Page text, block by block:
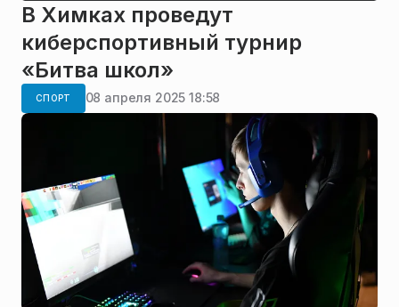
В Химках проведут
киберспортивный турнир
«Битва школ»
СПОРТ 08 апреля 2025 18:58